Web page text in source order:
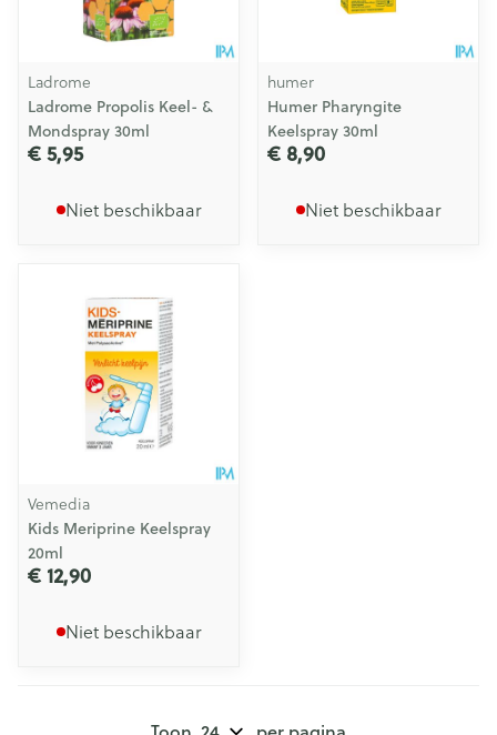
Ladrome
Ladrome Propolis Keel- &
Mondspray 30ml
€ 5,95
Niet beschikbaar
humer
Humer Pharyngite
Keelspray 30ml
€ 8,90
Niet beschikbaar
Vemedia
Kids Meriprine Keelspray
20ml
€ 12,90
Niet beschikbaar